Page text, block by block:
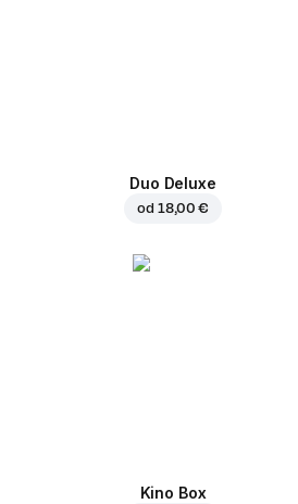
Duo Deluxe
od 18,00 €
Kino Box